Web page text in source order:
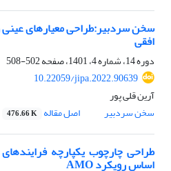
سخن سردبیر:طراحی معیارهای عینی
افقی
دوره 14، شماره 4، 1401، صفحه
502-508
10.22059/jipa.2022.90639
آرین قلی پور
سخن سردبیر
اصل مقاله 476.66 K
اساس رویکرد AMO